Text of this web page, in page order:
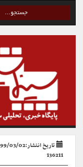
تاریخ انتشار:1399/03/02 - 14:38
136211